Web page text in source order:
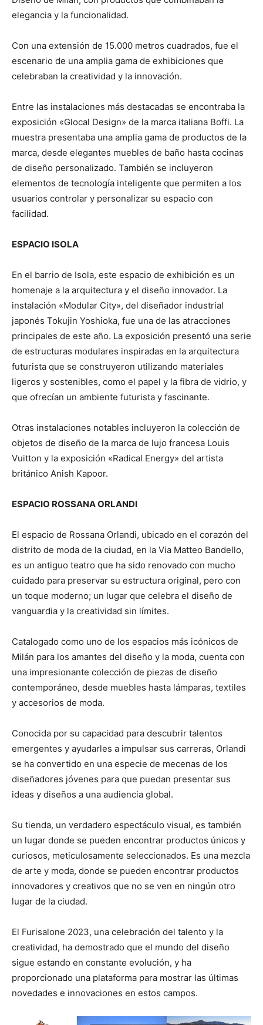
elegancia y la funcionalidad.
Con una extensión de 15.000 metros cuadrados, fue el
escenario de una amplia gama de exhibiciones que
celebraban la creatividad y la innovación.
Entre las instalaciones más destacadas se encontraba la
exposición «Glocal Design» de la marca italiana Boffi. La
muestra presentaba una amplia gama de productos de la
marca, desde elegantes muebles de baño hasta cocinas
de diseño personalizado. También se incluyeron
elementos de tecnología inteligente que permiten a los
usuarios controlar y personalizar su espacio con
facilidad.
ESPACIO ISOLA
En el barrio de Isola, este espacio de exhibición es un
homenaje a la arquitectura y el diseño innovador. La
instalación «Modular City», del diseñador industrial
japonés Tokujin Yoshioka, fue una de las atracciones
principales de este año. La exposición presentó una serie
de estructuras modulares inspiradas en la arquitectura
futurista que se construyeron utilizando materiales
ligeros y sostenibles, como el papel y la fibra de vidrio, y
que ofrecían un ambiente futurista y fascinante.
Otras instalaciones notables incluyeron la colección de
objetos de diseño de la marca de lujo francesa Louis
Vuitton y la exposición «Radical Energy» del artista
británico Anish Kapoor.
ESPACIO ROSSANA ORLANDI
El espacio de Rossana Orlandi, ubicado en el corazón del
distrito de moda de la ciudad, en la Via Matteo Bandello,
es un antiguo teatro que ha sido renovado con mucho
cuidado para preservar su estructura original, pero con
un toque moderno; un lugar que celebra el diseño de
vanguardia y la creatividad sin límites.
Catalogado como uno de los espacios más icónicos de
Milán para los amantes del diseño y la moda, cuenta con
una impresionante colección de piezas de diseño
contemporáneo, desde muebles hasta lámparas, textiles
y accesorios de moda.
Conocida por su capacidad para descubrir talentos
emergentes y ayudarles a impulsar sus carreras, Orlandi
se ha convertido en una especie de mecenas de los
diseñadores jóvenes para que puedan presentar sus
ideas y diseños a una audiencia global.
Su tienda, un verdadero espectáculo visual, es también
un lugar donde se pueden encontrar productos únicos y
curiosos, meticulosamente seleccionados. Es una mezcla
de arte y moda, donde se pueden encontrar productos
innovadores y creativos que no se ven en ningún otro
lugar de la ciudad.
El Furisalone 2023, una celebración del talento y la
creatividad, ha demostrado que el mundo del diseño
sigue estando en constante evolución, y ha
proporcionado una plataforma para mostrar las últimas
novedades e innovaciones en estos campos.